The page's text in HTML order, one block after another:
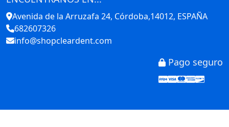
Avenida de la Arruzafa 24, Córdoba,14012, ESPAÑA
682607326
info@shopcleardent.com
Pago seguro
Stripe
Visa